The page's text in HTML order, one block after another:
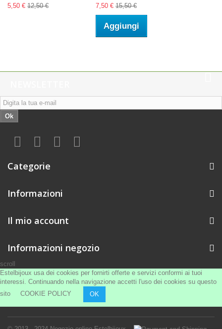
5,50 € 12,50 € 7,50 € 15,50 €
Aggiungi
Ok
Categorie
Informazioni
Il mio account
Informazioni negozio
scroll
Estelbijoux usa dei cookies per fornirti offerte e servizi conformi ai tuoi
interessi. Continuando nella navigazione accetti l'uso dei cookies su questo
sito COOKIE POLICY OK